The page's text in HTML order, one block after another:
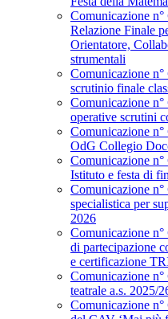
Comunicazione n°
Relazione Finale
Orientatore,
strumentali
Comunicazione
scrutinio finale
Comunicazione
operative scrutini
Comunicazione
OdG Collegio
Comunicazione n°
Istituto e festa di
Comunicazione n°
specialistica per
2026
Comunicazione n°
di partecipazione
e certificazione
Comunicazione
teatrale a.s. 2025/
Comunicazione n°